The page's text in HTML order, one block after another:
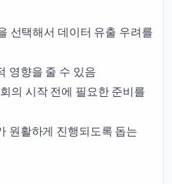
선택해서 데이터 유출 우려를
영향을 줄 수 있음
의 시작 전에 필요한 준비를
원활하게 진행되도록 돕는